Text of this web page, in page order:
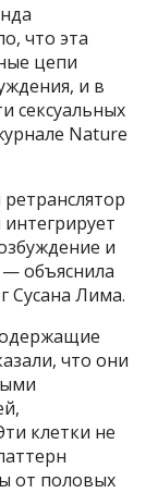
что эта
цепи
и в
сексуальных
Nature
и
— объяснила
Сусана Лима.
что они
клетки не
от половых